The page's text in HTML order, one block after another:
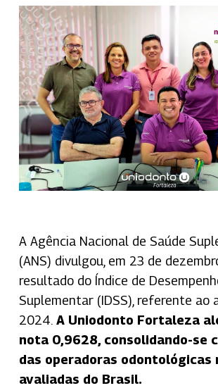
A Agência Nacional de Saúde
(ANS) divulgou, em 23 de
resultado do Índice de
Suplementar (IDSS), referente ao
2024. A Uniodonto Fortaleza
nota 0,9628, consolidando-se
das operadoras odontológicas
avaliadas do Brasil.